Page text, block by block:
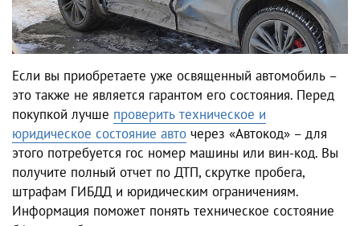
Если вы приобретаете уже освященный автомобиль –
это также не является гарантом его состояния. Перед
покупкой лучше проверить техническое и
юридическое состояние авто через «Автокод» – для
этого потребуется гос номер машины или вин-код. Вы
получите полный отчет по ДТП, скрутке пробега,
штрафам ГИБДД и юридическим ограничениям.
Информация поможет понять техническое состояние